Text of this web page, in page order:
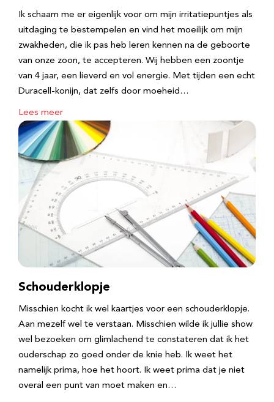
Ik schaam me er eigenlijk voor om mijn irritatiepuntjes als
uitdaging te bestempelen en vind het moeilijk om mijn
zwakheden, die ik pas heb leren kennen na de geboorte
van onze zoon, te accepteren. Wij hebben een zoontje
van 4 jaar, een lieverd en vol energie. Met tijden een echt
Duracell-konijn, dat zelfs door moeheid…
Lees meer
Schouderklopje
Misschien kocht ik wel kaartjes voor een schouderklopje.
Aan mezelf wel te verstaan. Misschien wilde ik jullie show
wel bezoeken om glimlachend te constateren dat ik het
ouderschap zo goed onder de knie heb. Ik weet het
namelijk prima, hoe het hoort. Ik weet prima dat je niet
overal een punt van moet maken en…